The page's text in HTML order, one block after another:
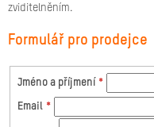
zviditelněním.
Formulář pro prodejce
Jméno a příjmení *
Email *